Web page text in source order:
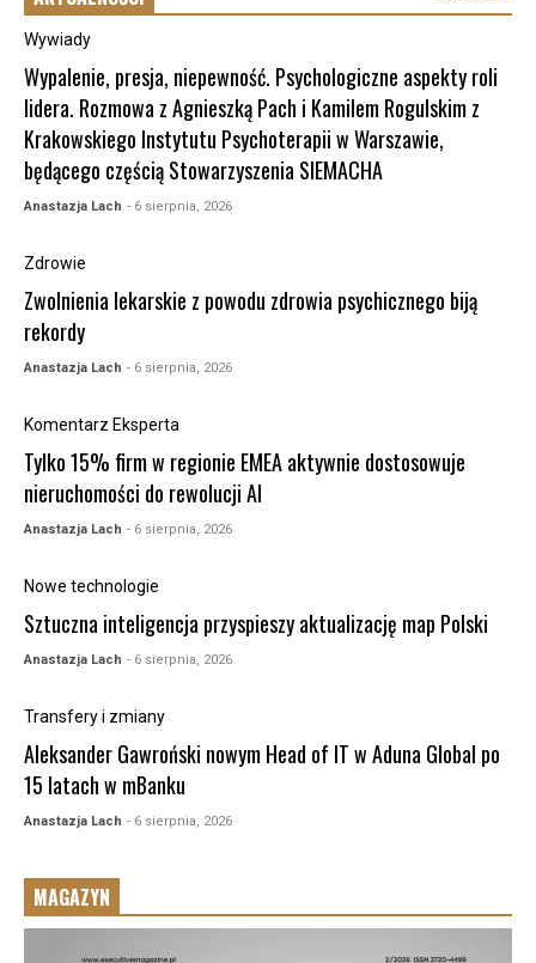
Wywiady
Wypalenie, presja, niepewność. Psychologiczne aspekty roli
lidera. Rozmowa z Agnieszką Pach i Kamilem Rogulskim z
Krakowskiego Instytutu Psychoterapii w Warszawie,
będącego częścią Stowarzyszenia SIEMACHA
Anastazja Lach - 6 sierpnia, 2026
Zdrowie
Zwolnienia lekarskie z powodu zdrowia psychicznego biją
rekordy
Anastazja Lach - 6 sierpnia, 2026
Komentarz Eksperta
Tylko 15% firm w regionie EMEA aktywnie dostosowuje
nieruchomości do rewolucji AI
Anastazja Lach - 6 sierpnia, 2026
Nowe technologie
Sztuczna inteligencja przyspieszy aktualizację map Polski
Anastazja Lach - 6 sierpnia, 2026
Transfery i zmiany
Aleksander Gawroński nowym Head of IT w Aduna Global po
15 latach w mBanku
Anastazja Lach - 6 sierpnia, 2026
MAGAZYN